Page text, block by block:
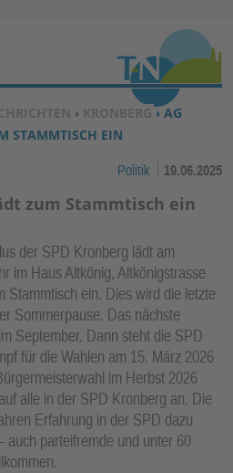
springen ↓
› KRONBERG› AG
STAMMTISCH EIN
Politik 19.06.2025
zum Stammtisch ein
der SPD Kronberg lädt am
im Haus Altkönig, Altkönigstrasse
Stammtisch ein. Dies wird die letzte
Sommerpause. Das nächste
September. Dann steht die SPD
für die Wahlen am 15. März 2026
im Herbst 2026
alle in der SPD Kronberg an. Die
Erfahrung in der SPD dazu
auch parteifremde und unter 60